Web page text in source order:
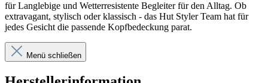
für Langlebige und Wetterresistente Begleiter für den Alltag. Ob
extravagant, stylisch oder klassisch - das Hut Styler Team hat für
jedes Gesicht die passende Kopfbedeckung parat.
Menü schließen